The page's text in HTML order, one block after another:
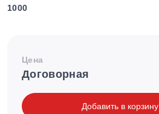
1000
Цена
Договорная
Добавить в корзину